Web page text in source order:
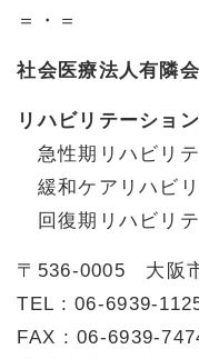
＝・＝
社会医療法人有隣
リハビリテーショ
急性期リハビリ
緩和ケアリハビ
回復期リハビリ
〒536-0005 大阪
TEL : 06-6939-
FAX : 06-6939-